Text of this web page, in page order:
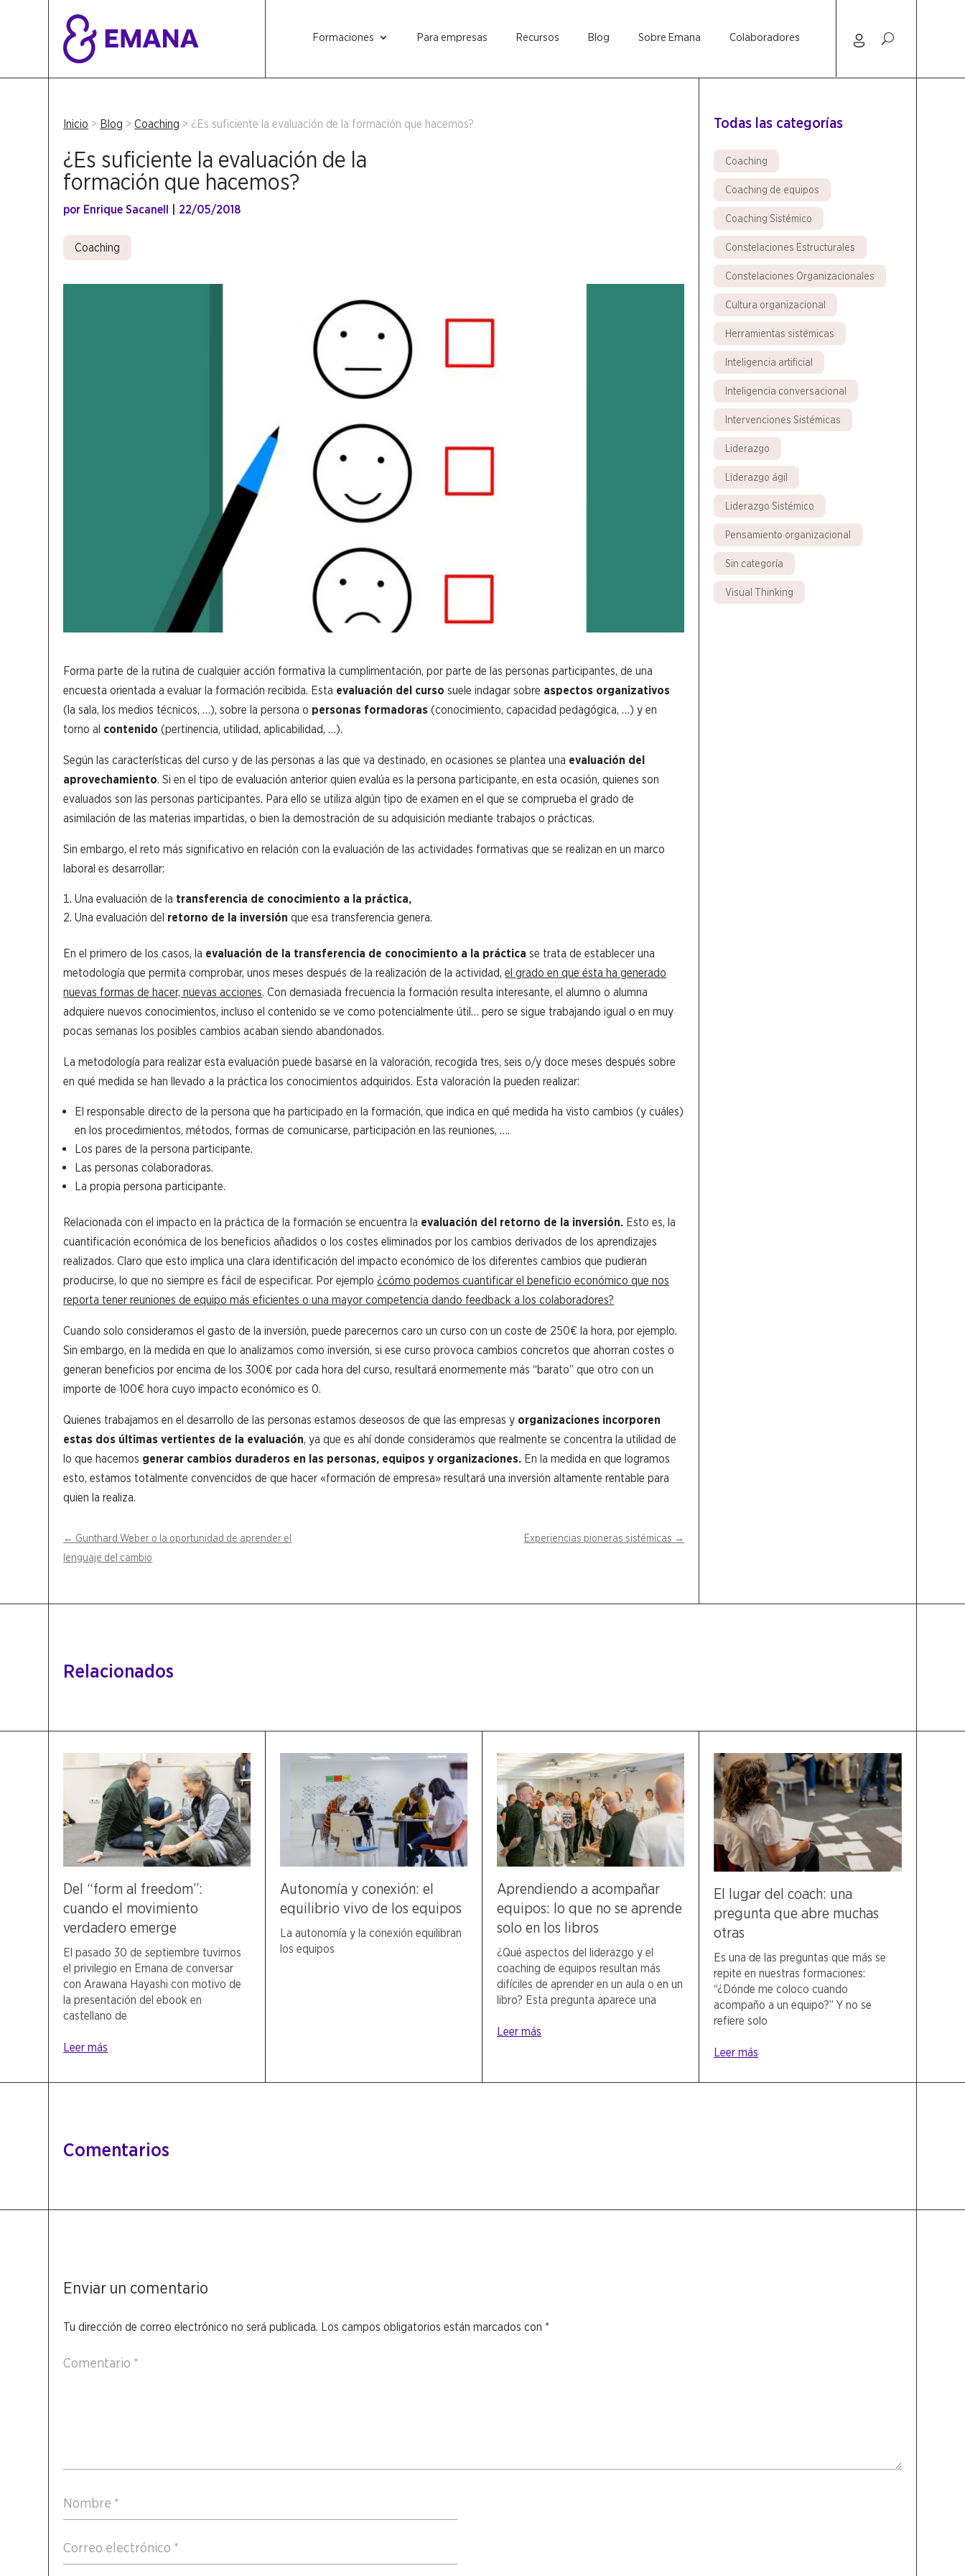
Formaciones Para empresas Recursos Blog Sobre Emana Colaboradores
Inicio > Blog >Coaching > ¿Es suficiente la evaluación de la formación que hacemos?
¿Es suficiente la evaluación de la
formación que hacemos?
por Enrique Sacanell 22/05/2018
Coaching
Forma parte de la rutina de cualquier acción formativa la cumplimentación, por parte de las personas participantes, de una
encuesta orientada a evaluar la formación recibida. Esta evaluación del curso suele indagar sobre aspectos organizativos
(la sala, los medios técnicos, …), sobre la persona o personas formadoras (conocimiento, capacidad pedagógica, …) y en
torno al contenido (pertinencia, utilidad, aplicabilidad, …).
Según las características del curso y de las personas a las que va destinado, en ocasiones se plantea una evaluación del
aprovechamiento. Si en el tipo de evaluación anterior quien evalúa es la persona participante, en esta ocasión, quienes son
evaluados son las personas participantes. Para ello se utiliza algún tipo de examen en el que se comprueba el grado de
asimilación de las materias impartidas, o bien la demostración de su adquisición mediante trabajos o prácticas.
Sin embargo, el reto más significativo en relación con la evaluación de las actividades formativas que se realizan en un marco
laboral es desarrollar:
Una evaluación de la transferencia de conocimiento a la práctica,
Una evaluación del retorno de la inversión que esa transferencia genera.
En el primero de los casos, la evaluación de la transferencia de conocimiento a la práctica se trata de establecer una
metodología que permita comprobar, unos meses después de la realización de la actividad,el grado en que ésta ha generado
nuevas formas de hacer, nuevas acciones. Con demasiada frecuencia la formación resulta interesante, el alumno o alumna
adquiere nuevos conocimientos, incluso el contenido se ve como potencialmente útil… pero se sigue trabajando igual o en muy
pocas semanas los posibles cambios acaban siendo abandonados.
La metodología para realizar esta evaluación puede basarse en la valoración, recogida tres, seis o/y doce meses después sobre
en qué medida se han llevado a la práctica los conocimientos adquiridos. Esta valoración la pueden realizar:
El responsable directo de la persona que ha participado en la formación, que indica en qué medida ha visto cambios (y cuáles)
en los procedimientos, métodos, formas de comunicarse, participación en las reuniones, ….
Los pares de la persona participante.
Las personas colaboradoras.
La propia persona participante.
Relacionada con el impacto en la práctica de la formación se encuentra la evaluación del retorno de la inversión. Esto es, la
cuantificación económica de los beneficios añadidos o los costes eliminados por los cambios derivados de los aprendizajes
realizados. Claro que esto implica una clara identificación del impacto económico de los diferentes cambios que pudieran
producirse, lo que no siempre es fácil de especificar. Por ejemplo¿cómo podemos cuantificar el beneficio económico que nos
reporta tener reuniones de equipo más eficientes o una mayor competencia dando feedback a los colaboradores?
Cuando solo consideramos el gasto de la inversión, puede parecernos caro un curso con un coste de 250€ la hora, por ejemplo.
Sin embargo, en la medida en que lo analizamos como inversión, si ese curso provoca cambios concretos que ahorran costes o
generan beneficios por encima de los 300€ por cada hora del curso, resultará enormemente más “barato” que otro con un
importe de 100€ hora cuyo impacto económico es 0.
Quienes trabajamos en el desarrollo de las personas estamos deseosos de que las empresas y organizaciones incorporen
estas dos últimas vertientes de la evaluación, ya que es ahí donde consideramos que realmente se concentra la utilidad de
lo que hacemos generar cambios duraderos en las personas, equipos y organizaciones. En la medida en que logramos
esto, estamos totalmente convencidos de que hacer «formación de empresa» resultará una inversión altamente rentable para
quien la realiza.
← Gunthard Weber o la oportunidad de aprender el
lenguaje del cambio
Experiencias pioneras sistémicas →
Todas las categorías
Coaching
Coaching de equipos
Coaching Sistémico
Constelaciones Estructurales
Constelaciones Organizacionales
Cultura organizacional
Herramientas sistémicas
Inteligencia artificial
Inteligencia conversacional
Intervenciones Sistémicas
Liderazgo
Liderazgo ágil
Liderazgo Sistémico
Pensamiento organizacional
Sin categoría
Visual Thinking
Relacionados
Del “form al freedom”:
cuando el movimiento
verdadero emerge
El pasado 30 de septiembre tuvimos
el privilegio en Emana de conversar
con Arawana Hayashi con motivo de
la presentación del ebook en
castellano de
Leer más
Autonomía y conexión: el
equilibrio vivo de los equipos
La autonomía y la conexión equilibran
los equipos
Aprendiendo a acompañar
equipos: lo que no se aprende
solo en los libros
¿Qué aspectos del liderazgo y el
coaching de equipos resultan más
difíciles de aprender en un aula o en un
libro? Esta pregunta aparece una
Leer más
El lugar del coach: una
pregunta que abre muchas
otras
Es una de las preguntas que más se
repite en nuestras formaciones:
“¿Dónde me coloco cuando
acompaño a un equipo?” Y no se
refiere solo
Leer más
Comentarios
Enviar un comentario
Tu dirección de correo electrónico no será publicada. Los campos obligatorios están marcados con *